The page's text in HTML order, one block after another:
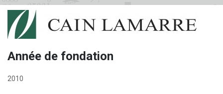
Année de fondation
2010